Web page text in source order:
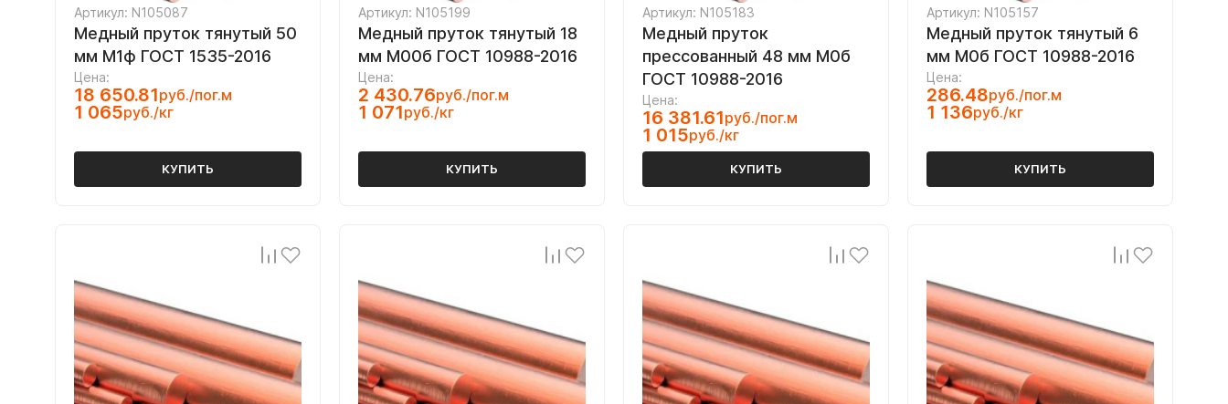
Артикул: N105087
Медный пруток тянутый 50
мм М1ф ГОСТ 1535-2016
Цена:
18 650.81руб./пог.м
1 065руб./кг
КУПИТЬ
Артикул: N105199
Медный пруток тянутый 18
мм М00б ГОСТ 10988-2016
Цена:
2 430.76руб./пог.м
1 071руб./кг
КУПИТЬ
Артикул: N105183
Медный пруток
прессованный 48 мм М0б
ГОСТ 10988-2016
Цена:
16 381.61руб./пог.м
1 015руб./кг
КУПИТЬ
Артикул: N105157
Медный пруток тянутый 6
мм М0б ГОСТ 10988-2016
Цена:
286.48руб./пог.м
1 136руб./кг
КУПИТЬ